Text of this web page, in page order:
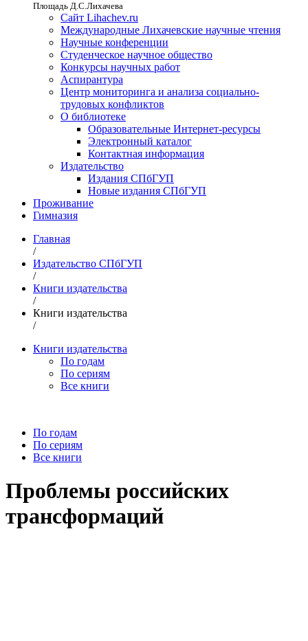
Площадь Д.С.Лихачева
Сайт Lihachev.ru
Международные Лихачевские научные чтения
Научные конференции
Студенческое научное общество
Конкурсы научных работ
Аспирантура
Центр мониторинга и анализа социально-
трудовых конфликтов
О библиотеке
Образовательные Интернет-ресурсы
Электронный каталог
Контактная информация
Издательство
Издания СПбГУП
Новые издания СПбГУП
Проживание
Гимназия
Главная
/
Издательство СПбГУП
/
Книги издательства
/
Книги издательства
/
Книги издательства
По годам
По сериям
Все книги
По годам
По сериям
Все книги
Проблемы российских
трансформаций